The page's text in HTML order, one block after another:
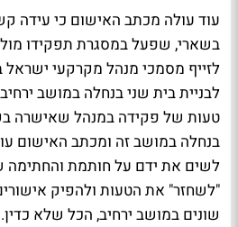
עוד עולה מכתב האישום כי עידה
בשארי, שפעל במסגרת תפקידו
לזייף מסמכי מנהל מקרקעי
לבניית בית שני בנחלה במושב
טעות של פקידה במנהל שאישרה
בנחלה במושב זה ומכתב האישום
לשים את ידם על חותמת והחתימה
"לשחזר" את הטעות ולהפיק
שונים במושב ירחיב, הכל שלא כדין.